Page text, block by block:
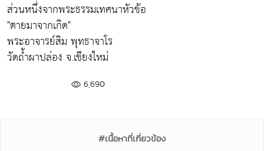
ส่วนหนึ่งจากพระธรรมเทศนาหัวข้อ
"ตายมาจากเกิด"
พระอาจารย์สิม พุทธาจาโร
วัดถ้ำผาปล่อง จ.เชียงใหม่
6,690
#เนื้อหาที่เกี่ยวข้อง